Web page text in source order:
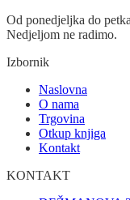
Od ponedjeljka do
Nedjeljom ne radimo.
Izbornik
Naslovna
O nama
Trgovina
Otkup knjiga
Kontakt
KONTAKT